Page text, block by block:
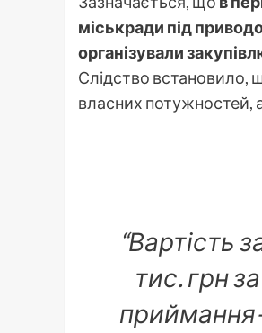
міськради під
організували
Слідство встановило,
власних потужностей,
“Вартість
тис. грн